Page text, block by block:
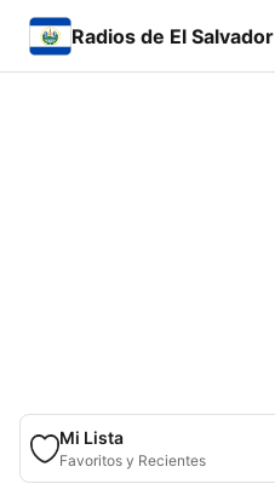
Radios de El Salvador
Mi Lista
Favoritos y Recientes